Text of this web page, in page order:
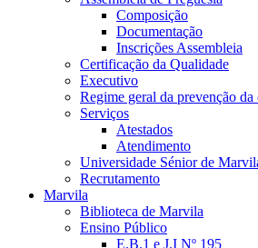
Composição
Documentação
Inscrições Assembleia
Certificação da Qualidade
Executivo
Regime geral da prevenção da
Serviços
Atestados
Atendimento
Universidade Sénior de
Recrutamento
Marvila
Biblioteca de Marvila
Ensino Público
E.B.1 e J.I Nº 195